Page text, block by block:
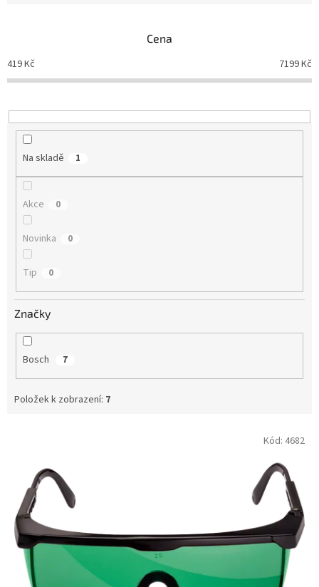
o
d
k
t
Cena
419Kč 7199Kč
Na skladě 1
Akce 0
Novinka 0
Tip 0
Značky
Bosch 7
Položek k zobrazení: 7
Kód: 4682